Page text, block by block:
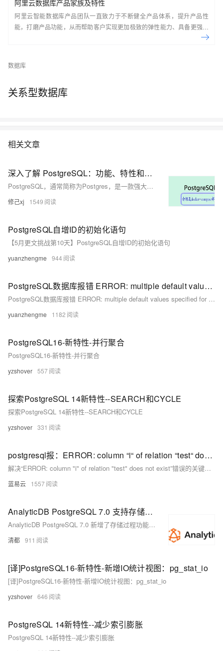
阿里云数据库产品家族及特性
阿里云智能数据库产品团队一直致力于不断健全产品体系，提升产品性
能，打磨产品功能，从而帮助客户实现更加极致的弹性能力、具备更强的
扩展能力、并利用云设施进一步降低企业成本。以云原生+分布式为核心
系， 结合NoSQL数据库、数据库生态工具、云原生智能化数据库管控平
混合云再到私有云的完整解决方案，提供基于云基础设施进行数据从处
数据库
关系型数据库
相关文章
深入了解 PostgreSQL：功能、特性和部署
PostgreSQL，通常简称为Postgres，是一款强大且开源的关系型数据库管理系统（RDBMS），它在数据存储和处理方面提供了广泛的功能和灵活性。本文将详细介绍 PostgreSQL 的功能、特性以及如何部署和使用它。
修己xj 1549
PostgreSQL自增ID的初始化语句
【5月更文挑战第10天】PostgreSQL自增ID的初始化语句
yuanzhengme 944
PostgreSQL数据库报错 ERROR: multiple default values specified for column "" of table "" 如何解决？
PostgreSQL数据库报错 ERROR: multiple default values specified for column "" of table "" 如何解决？
yuanzhengme 1182
PostgreSQL16-新特性-并行聚合
PostgreSQL16-新特性-并行聚合
yzshover 557
探索PostgreSQL 14新特性--SEARCH和CYCLE
探索PostgreSQL 14新特性--SEARCH和CYCLE
yzshover 331
postgresql报：ERROR: column “i“ of relation “test“ does not exist LINE 1: UPDATE怎么解决？
解决“ERROR: column "i" of relation "test" does not exist”错误的关键在于核实列名的准确性，修正更新语句，确保列名的引用正确无误，并考虑到任何可能影响列名引用的表别名、大小写、特殊字符或动态SQL生成等因素。通过上述步骤，你应该能有效定位并解决问题，保证SQL语句的正确执行。
蓝易云 1557
AnalyticDB PostgreSQL 7.0 支持存储过程（CREATE PROCEDURE）特性
AnalyticDB PostgreSQL 7.0 新增了存储过程功能的支持，让用户在使用ADB PG时能够更方便高效地开发业务，并能够更好地兼容Oracle等传统数仓的业务。
清都 911
[译]PostgreSQL16-新特性-新增IO统计视图：pg_stat_io
[译]PostgreSQL16-新特性-新增IO统计视图：pg_stat_io
yzshover 646
PostgreSQL 14新特性--减少索引膨胀
PostgreSQL 14新特性--减少索引膨胀